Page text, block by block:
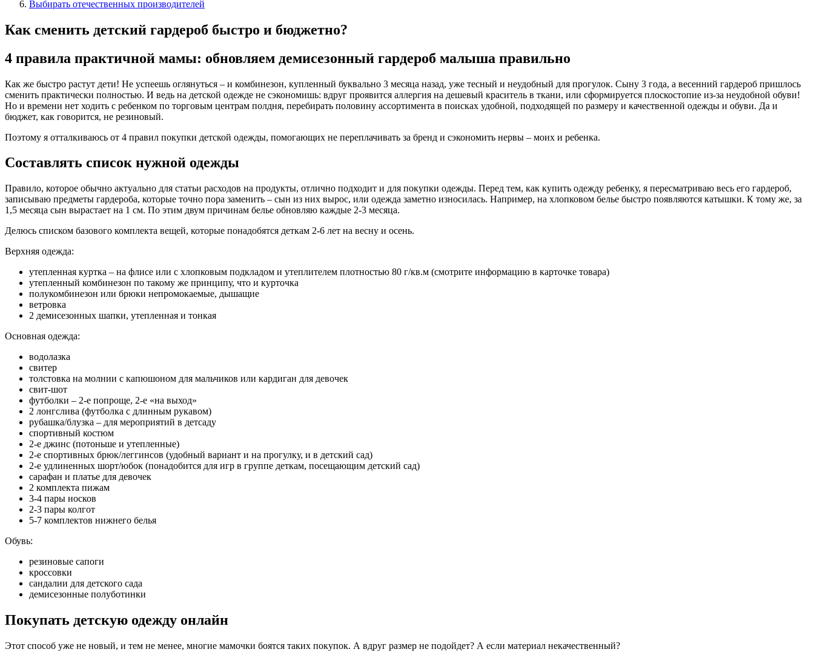
Выбирать отечественных производителей
Как сменить детский гардероб быстро и бюджетно?
4 правила практичной мамы: обновляем демисезонный гардероб малыша правильно
Как же быстро растут дети! Не успеешь оглянуться – и комбинезон, купленный буквально 3 месяца назад, уже тесный и неудобный для прогулок. Сыну 3 года, а весенний гардероб пришлось
сменить практически полностью. И ведь на детской одежде не сэкономишь: вдруг проявится аллергия на дешевый краситель в ткани, или сформируется плоскостопие из-за неудобной обуви!
Но и времени нет ходить с ребенком по торговым центрам полдня, перебирать половину ассортимента в поисках удобной, подходящей по размеру и качественной одежды и обуви. Да и
бюджет, как говорится, не резиновый.
Поэтому я отталкиваюсь от 4 правил покупки детской одежды, помогающих не переплачивать за бренд и сэкономить нервы – моих и ребенка.
Составлять список нужной одежды
Правило, которое обычно актуально для статьи расходов на продукты, отлично подходит и для покупки одежды. Перед тем, как купить одежду ребенку, я пересматриваю весь его гардероб,
записываю предметы гардероба, которые точно пора заменить – сын из них вырос, или одежда заметно износилась. Например, на хлопковом белье быстро появляются катышки. К тому же, за
1,5 месяца сын вырастает на 1 см. По этим двум причинам белье обновляю каждые 2-3 месяца.
Делюсь списком базового комплекта вещей, которые понадобятся деткам 2-6 лет на весну и осень.
Верхняя одежда:
утепленная куртка – на флисе или с хлопковым подкладом и утеплителем плотностью 80 г/кв.м (смотрите информацию в карточке товара)
утепленный комбинезон по такому же принципу, что и курточка
полукомбинезон или брюки непромокаемые, дышащие
ветровка
2 демисезонных шапки, утепленная и тонкая
Основная одежда:
водолазка
свитер
толстовка на молнии с капюшоном для мальчиков или кардиган для девочек
свит-шот
футболки – 2-е попроще, 2-е «на выход»
2 лонгслива (футболка с длинным рукавом)
рубашка/блузка – для мероприятий в детсаду
спортивный костюм
2-е джинс (потоньше и утепленные)
2-е спортивных брюк/леггинсов (удобный вариант и на прогулку, и в детский сад)
2-е удлиненных шорт/юбок (понадобится для игр в группе деткам, посещающим детский сад)
сарафан и платье для девочек
2 комплекта пижам
3-4 пары носков
2-3 пары колгот
5-7 комплектов нижнего белья
Обувь:
резиновые сапоги
кроссовки
сандалии для детского сада
демисезонные полуботинки
Покупать детскую одежду онлайн
Этот способ уже не новый, и тем не менее, многие мамочки боятся таких покупок. А вдруг размер не подойдет? А если материал некачественный?